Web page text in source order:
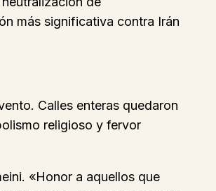
más significativa contra Irán
Calles enteras quedaron
religioso y fervor
«Honor a aquellos que